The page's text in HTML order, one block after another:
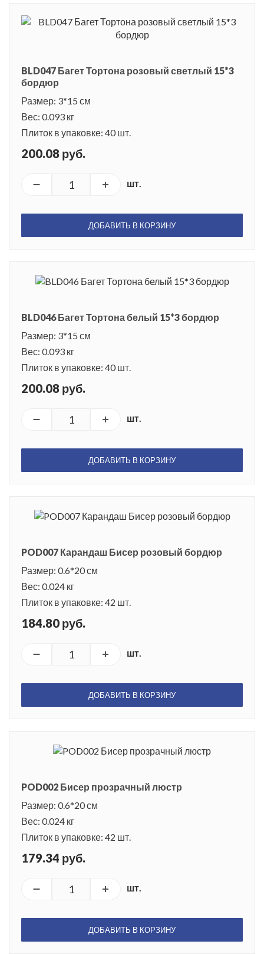
BLD047 Багет Тортона розовый светлый 15*3
бордюр
Размер: 3*15 см
Вес: 0.093 кг
Плиток в упаковке: 40 шт.
200.08 руб.
шт.
ДОБАВИТЬ В КОРЗИНУ
BLD046 Багет Тортона белый 15*3 бордюр
Размер: 3*15 см
Вес: 0.093 кг
Плиток в упаковке: 40 шт.
200.08 руб.
шт.
ДОБАВИТЬ В КОРЗИНУ
POD007 Карандаш Бисер розовый бордюр
Размер: 0.6*20 см
Вес: 0.024 кг
Плиток в упаковке: 42 шт.
184.80 руб.
шт.
ДОБАВИТЬ В КОРЗИНУ
POD002 Бисер прозрачный люстр
Размер: 0.6*20 см
Вес: 0.024 кг
Плиток в упаковке: 42 шт.
179.34 руб.
шт.
ДОБАВИТЬ В КОРЗИНУ